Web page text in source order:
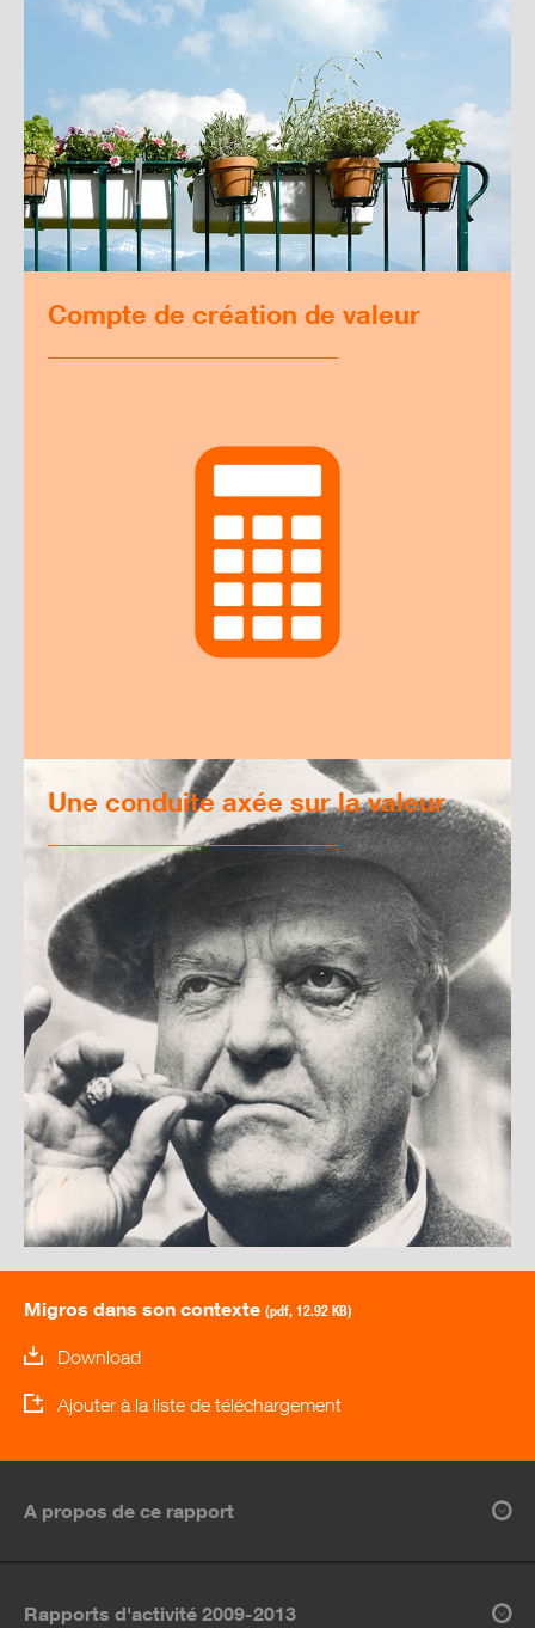
Compte de création de valeur
Une conduite axée sur la valeur
Migros dans son contexte (pdf, 12.92 KB)
Download
Ajouter à la liste de téléchargement
A propos de ce rapport
Rapports d'activité 2009-2013